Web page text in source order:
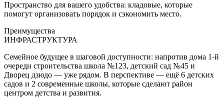
Пространство для вашего удобства: кладовые, которые
помогут организовать порядок и сэкономить место.
Преимущества
ИНФРАСТРУКТУРА
Семейное будущее в шаговой доступности: напротив дома 1-й
очереди строительства школа №123, детский сад №45 и
Дворец дзюдо — уже рядом. В перспективе — ещё 6 детских
садов и 2 современные школы, которые сделают район
центром детства и развития.